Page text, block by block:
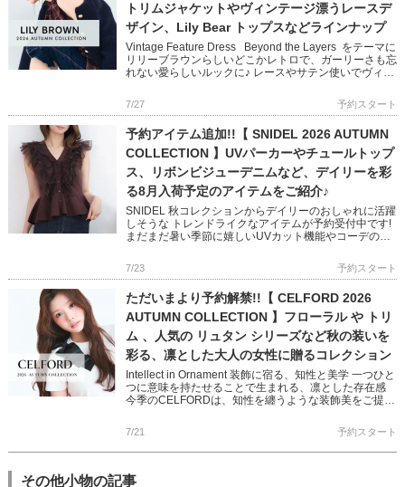
トリムジャケットやヴィンテージ漂うレースデ
ザイン、Lily Bear トップスなどラインナップ
Vintage Feature Dress Beyond the Layers をテーマに
リリーブラウンらしいどこかレトロで、ガーリーさも忘
れない愛らしいルックに♪ レースやサテン使いでヴィン
7/27 予約スタート
予約アイテム追加!!【 SNIDEL 2026 AUTUMN
COLLECTION 】UVパーカーやチュールトップ
ス、リボンビジューデニムなど、デイリーを彩
る8月入荷予定のアイテムをご紹介♪
SNIDEL 秋コレクションからデイリーのおしゃれに活躍
しそうな トレンドライクなアイテムが予約受付中です!
まだまだ暑い季節に嬉しいUVカット機能やコーデの主
えるスタ […]
7/23 予約スタート
ただいまより予約解禁!!【 CELFORD 2026
AUTUMN COLLECTION 】フローラル や トリ
ム 、人気の リュタン シリーズなど秋の装いを
彩る、凛とした大人の女性に贈るコレクション
Intellect in Ornament 装飾に宿る、知性と美学 一つひと
つに意味を持たせることで生まれる、凛とした存在感
今季のCELFORDは、知性を纏うような装飾美をご提案
7/21 予約スタート
その他小物の記事